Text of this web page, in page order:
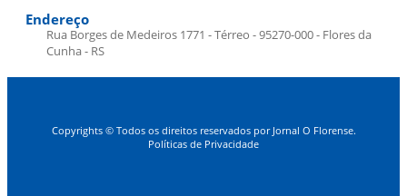
Endereço
Rua Borges de Medeiros 1771 - Térreo - 95270-000 - Flores da
Cunha - RS
Copyrights © Todos os direitos reservados por Jornal O Florense.
Políticas de Privacidade